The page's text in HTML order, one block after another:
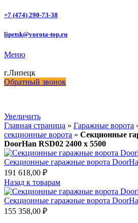
+7 (474) 290-73-38
lipetsk@vorota-top.ru
Меню
г.Липецк
Обратный звонок
Увеличить
Главная страница » Гаражные ворота
секционные ворота » Секционные
DoorHan RSD02 2400 х 5500
Секционные гаражные ворота
191 618,00 ₽
Назад к товарам
Секционные гаражные ворота
155 358,00 ₽